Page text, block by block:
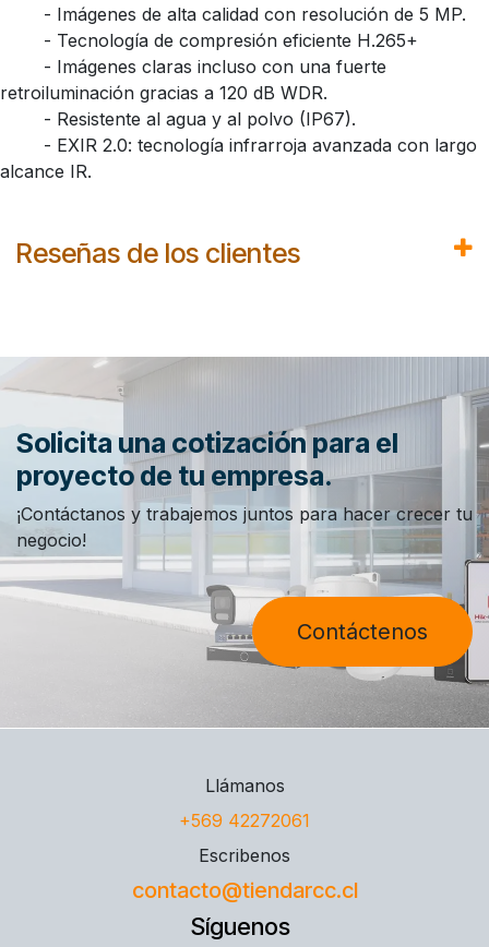
​- Imágenes de alta calidad con resolución de 5 MP.
​- Tecnología de compresión eficiente H.265+
​- Imágenes claras incluso con una fuerte
retroiluminación gracias a 120 dB WDR.
​- Resistente al agua y al polvo (IP67).
​- EXIR 2.0: tecnología infrarroja avanzada con largo
alcance IR.
Reseñas de los clientes
Solicita una cotización para el
proyecto de tu empresa.
¡Contáctanos y trabajemos juntos para hacer crecer tu
negocio!
Contáctenos
Llámanos
+569 42272061
Escribenos
contacto@tiendarcc.cl
Síguenos